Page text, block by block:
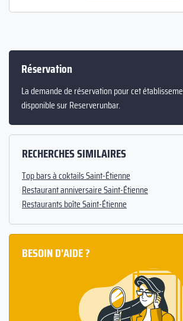
Réservation
La demande de réservation pour cet
disponible sur Reserverunbar.
RECHERCHES SIMILAIRES
Top bars à coktails Saint-Étienne
Restaurant anniversaire Saint-Étienne
Restaurants boîte Saint-Étienne
BESOIN D'AIDE ?